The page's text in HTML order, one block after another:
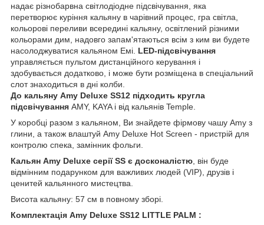
надає різнобарвна світлодіодне підсвічування, яка
перетворює куріння кальяну в чарівний процес, гра світла,
кольорові переливи всередині кальяну, освітлений різними
кольорами дим, надовго запам'ятаються всім з ким ви будете
насолоджуватися кальяном Емі. LED-підсвічування
управляється пультом дистанційного керування і
здобувається додатково, і може бути розміщена в спеціальний
слот знаходиться в дні колби.
До кальяну Amy Deluxe SS12 підходить кругла
підсвічування AMY, KAYA і від кальянів Temple.
У коробці разом з кальяном, Ви знайдете фірмову чашу Amy з
глини, а також влаштуй Amy Deluxe Hot Screen - пристрій для
контролю спека, замінник фольги.
Кальян Amy Deluxe серії SS є досконалістю , він буде
відмінним подарунком для важливих людей (VIP), друзів і
ценитей кальянного мистецтва.
Висота кальяну: 57 см в повному зборі.
Комплектація Amy Deluxe SS12 LITTLE PALM :